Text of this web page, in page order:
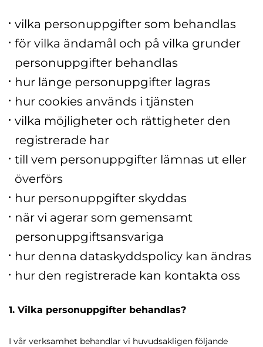
vilka personuppgifter som behandlas
för vilka ändamål och på vilka grunder
personuppgifter behandlas
hur länge personuppgifter lagras
hur cookies används i tjänsten
vilka möjligheter och rättigheter den
registrerade har
till vem personuppgifter lämnas ut eller
överförs
hur personuppgifter skyddas
när vi agerar som gemensamt
personuppgiftsansvariga
hur denna dataskyddspolicy kan ändras
hur den registrerade kan kontakta oss
1. Vilka personuppgifter behandlas?
I vår verksamhet behandlar vi huvudsakligen följande